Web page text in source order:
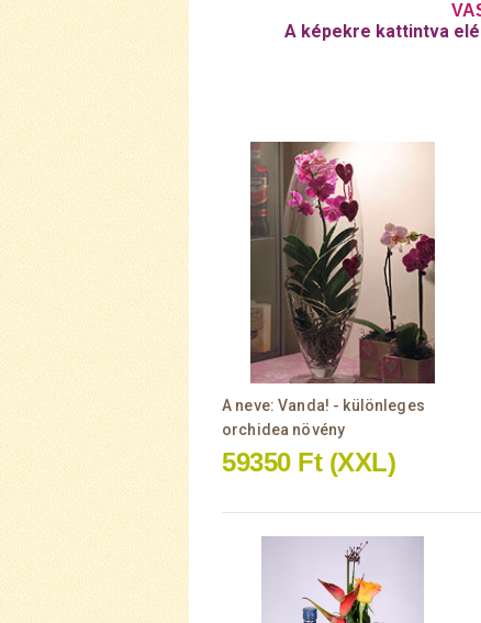
A képekre kattintva
A neve: Vanda! - különleges
orchidea növény
59350 Ft (XXL)